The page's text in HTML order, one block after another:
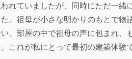
れていましたが、同時にただ一緒
。祖母が小さな明かりのもとで物
、部屋の中で祖母の声に包まれ、
これが私にとって最初の建築体験